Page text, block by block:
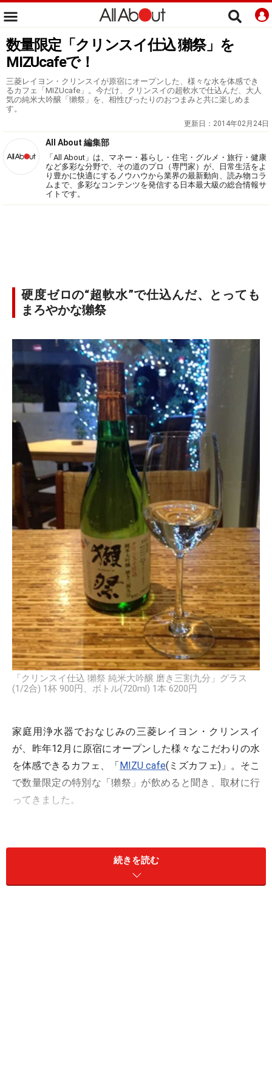
数量限定「クリンスイ仕込 獺祭」を
MIZUcafeで！
三菱レイヨン・クリンスイが原宿にオープンした、様々な水を体感でき
るカフェ「MIZUcafe」。今だけ、クリンスイの超軟水で仕込んだ、大人
気の純米大吟醸「獺祭」を、相性ぴったりのおつまみと共に楽しめま
す。
更新日： 2014年02月24日
All About 編集部
「All About」は、マネー・暮らし・住宅・グルメ・旅行・健康
など多彩な分野で、その道のプロ（専門家）が、日常生活をよ
り豊かに快適にするノウハウから業界の最新動向、読み物コラ
ムまで、多彩なコンテンツを発信する日本最大級の総合情報サ
イトです。
硬度ゼロの“超軟水”で仕込んだ、とっても
まろやかな獺祭
「クリンスイ仕込 獺祭 純米大吟醸 磨き三割九分」グラス
(1/2合) 1杯 900円、ボトル(720ml) 1本 6200円
家庭用浄水器でおなじみの三菱レイヨン・クリンスイ
が、昨年12月に原宿にオープンした様々なこだわりの水
を体感できるカフェ、「 MIZU cafe(ミズカフェ)」。そこ
で数量限定の特別な「獺祭」が飲めると聞き、取材に行
ってきました。
入り口には超軟水の水が持ち帰れるウォーターサーバーが！
続きを読む